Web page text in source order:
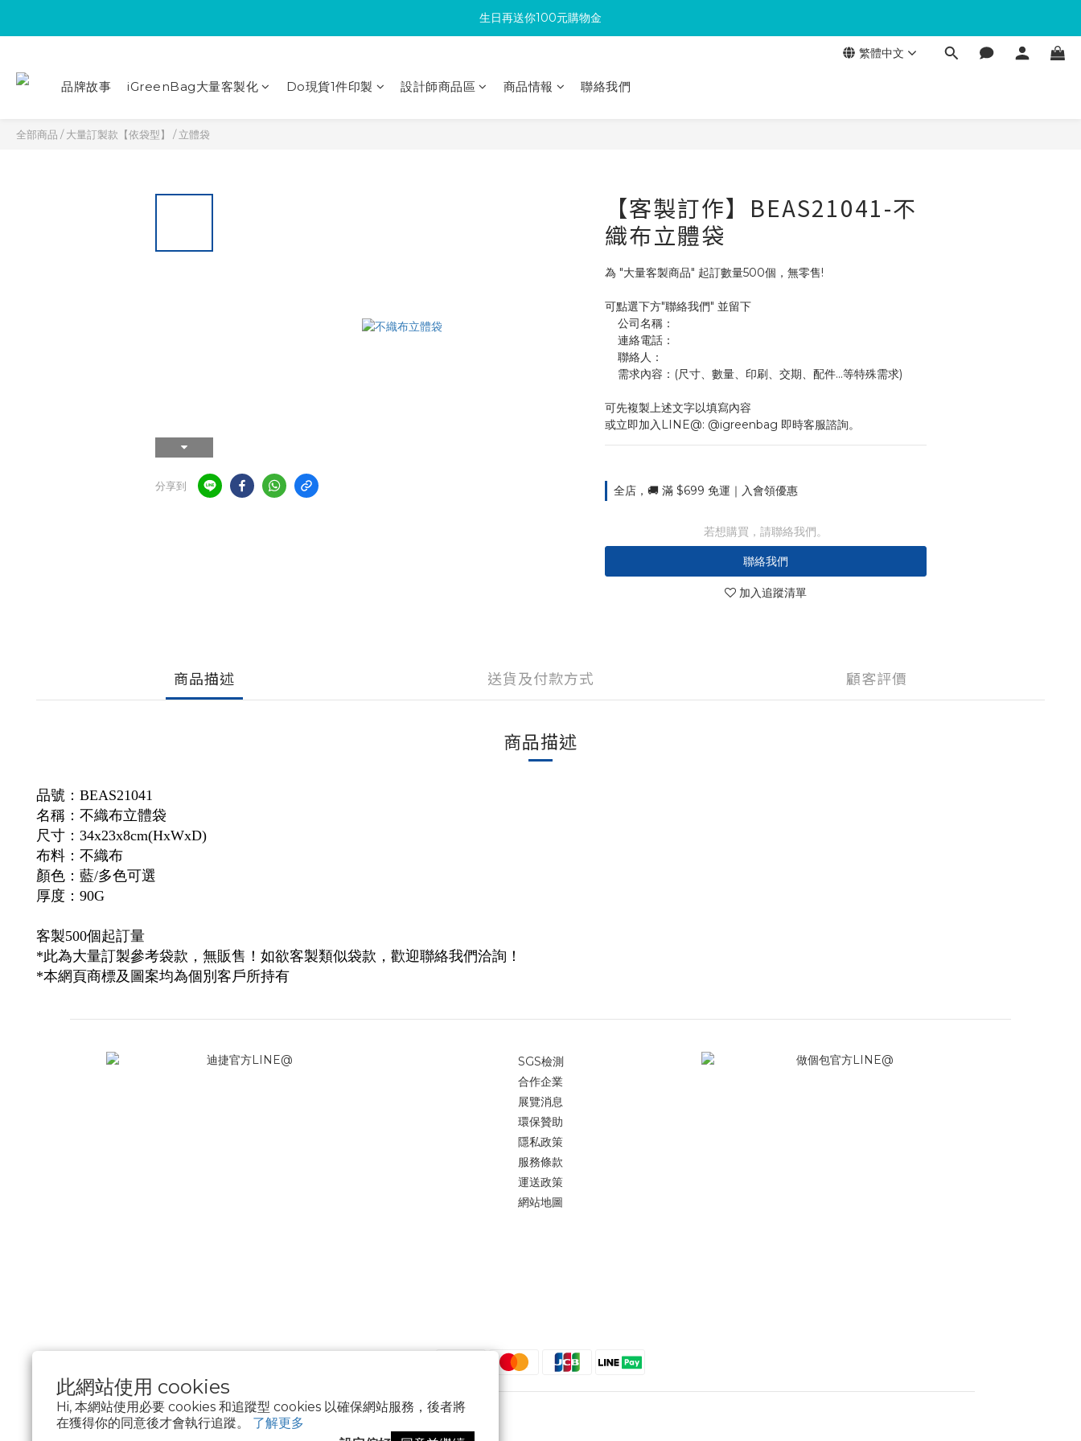
此網站使用 cookies
Hi, 本網站使用必要 cookies 和追蹤型 cookies 以確保網站服務，後者將
在獲得你的同意後才會執行追蹤。 了解更多
滿300回饋10%購物金
生日再送你100元購物金
滿300回饋10%購物金
繁體中文
品牌故事 iGreenBag大量客製化 Do現貨1件印製 設計師商品區 商品情報 聯絡我們
全部商品 /大量訂製款【依袋型】 /立體袋
分享到
【客製訂作】BEAS21041-不
織布立體袋
為 "大量客製商品" 起訂數量500個，無零售!
可點選下方"聯絡我們" 並留下
    公司名稱：
    連絡電話：
    聯絡人：
    需求內容：(尺寸、數量、印刷、交期、配件...等特殊需求)
可先複製上述文字以填寫內容
或立即加入LINE@: @igreenbag 即時客服諮詢。
全店，🚚 滿 $699 免運｜入會領優惠
若想購買，請聯絡我們。
聯絡我們
加入追蹤清單
商品描述 送貨及付款方式 顧客評價
商品描述
品號：BEAS21041
名稱：不織布立體袋
尺寸：34x23x8cm(HxWxD)
布料：不織布
顏色：藍/多色可選
厚度：90G
客製500個起訂量
*此為大量訂製參考袋款，無販售！如欲客製類似袋款，歡迎聯絡我們洽詢！
*本網頁商標及圖案均為個別客戶所持有
SGS檢測
合作企業
展覽消息
環保贊助
隱私政策
服務條款
運送政策
網站地圖
$ TWD 繁體中文